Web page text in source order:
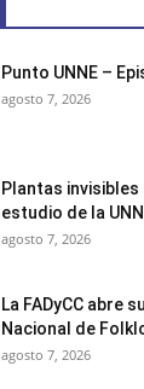
Punto UNNE –
agosto 7, 2026
Plantas
estudio de la
agosto 7, 2026
La FADyCC abre
Nacional de
agosto 7, 2026